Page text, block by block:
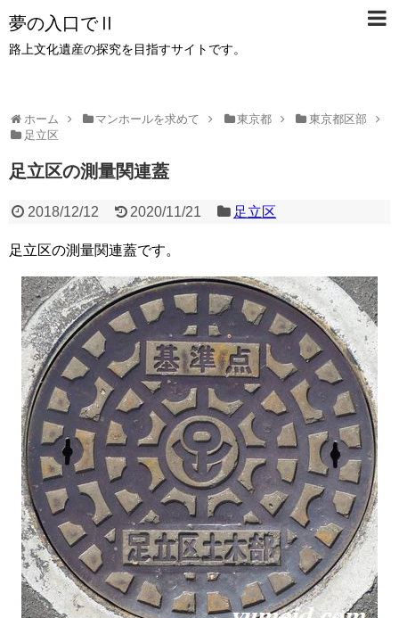
夢の入口でⅡ
路上文化遺産の探究を目指すサイトです。
ホーム マンホールを求めて 東京都
東京都区部
足立区
足立区の測量関連蓋
2018/12/12 2020/11/21 足立区
足立区の測量関連蓋です。